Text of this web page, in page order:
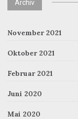
Archiv
November 2021
Oktober 2021
Februar 2021
Juni 2020
Mai 2020